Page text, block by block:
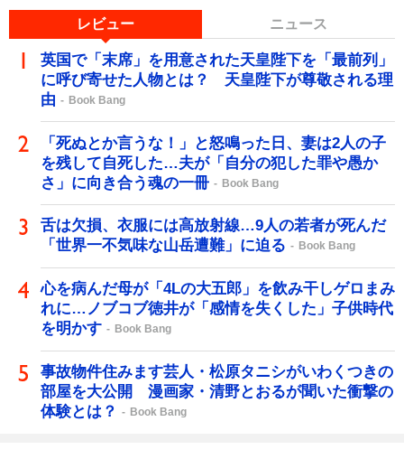
レビュー ニュース
英国で「末席」を用意された天皇陛下を「最前列」
に呼び寄せた人物とは？ 天皇陛下が尊敬される理
由
Book Bang
「死ぬとか言うな！」と怒鳴った日、妻は2人の子
を残して自死した…夫が「自分の犯した罪や愚か
さ」に向き合う魂の一冊
Book Bang
舌は欠損、衣服には高放射線…9人の若者が死んだ
「世界一不気味な山岳遭難」に迫る
Book Bang
心を病んだ母が「4Lの大五郎」を飲み干しゲロまみ
れに…ノブコブ徳井が「感情を失くした」子供時代
を明かす
Book Bang
事故物件住みます芸人・松原タニシがいわくつきの
部屋を大公開 漫画家・清野とおるが聞いた衝撃の
体験とは？
Book Bang